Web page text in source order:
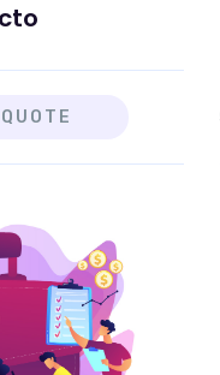
QUOTE